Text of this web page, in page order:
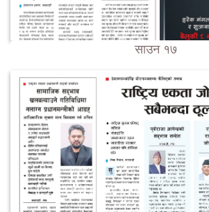
साउन १७